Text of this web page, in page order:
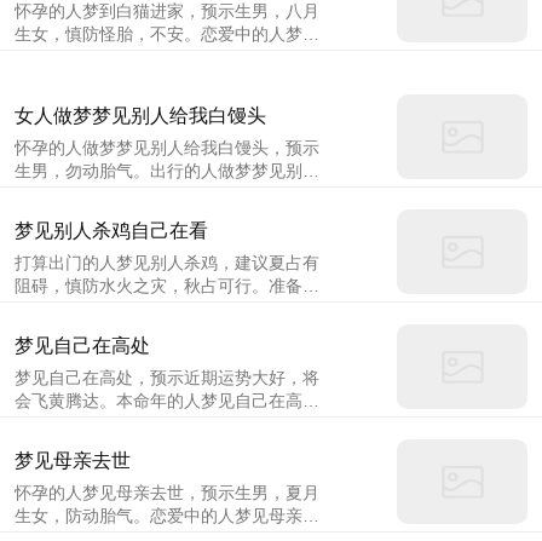
经营，需要重新整顿之后再开始。
怀孕的人梦到白猫进家，预示生男，八月
生女，慎防怪胎，不安。恋爱中的人梦到
家，预示着财运不容乐观，收入和支出的
差距比较大，不过有人会请客或送你东
西，还是可以弥补的。
女人做梦梦见别人给我白馒头
怀孕的人做梦梦见别人给我白馒头，预示
生男，勿动胎气。出行的人做梦梦见别人
着不可太亲信朋友，有恩将仇报之事，勿
信传言。
梦见别人杀鸡自己在看
打算出门的人梦见别人杀鸡，建议夏占有
阻碍，慎防水火之灾，秋占可行。准备考
佳，影响录取分数。谈婚论嫁的人梦见别
人杀鸡，说明若不能三方委屈还就，无法
和顺，难成婚姻。
梦见自己在高处
梦见自己在高处，预示近期运势大好，将
会飞黄腾达。本命年的人梦见自己在高
大致平顺。怀孕的人梦见自己在高处，预
示生女，冬占生男，水土不服小心饮食。
梦见母亲去世
怀孕的人梦见母亲去世，预示生男，夏月
生女，防动胎气。恋爱中的人梦见母亲去